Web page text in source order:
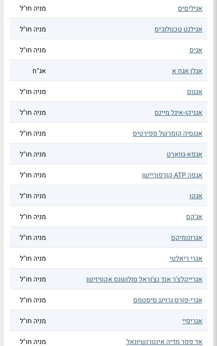
אגיליסיס מניה חו"ל
אגילנט טכנולוג'יס מניה חו"ל
אגיס מניה חו"ל
אגלן אגח א אג"ח
אגנוס מניה חו"ל
אגניקו-איגל מיינס מניה חו"ל
אגנסיה קומרשל ספירטיס מניה חו"ל
אגפא-גווארט מניה חו"ל
אגפה ATP קורפוריישן מניה חו"ל
אגקו מניה חו"ל
אג'קס מניה חו"ל
אגרונומיקס מניה חו"ל
אגרי ריאלטי מניה חו"ל
אגרייקלצ'ר אנד נצ'וראל סולושנס אקוויזישן מניה חו"ל
אגרי-פורס גרוינג סיסטמס מניה חו"ל
אגריפיי מניה חו"ל
אד פפר מדיה אינטרנשיונאל מניה חו"ל